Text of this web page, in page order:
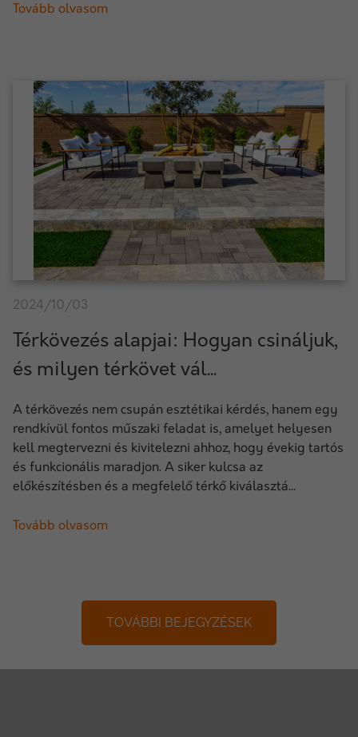
Tovább olvasom
2024/10/03
Térkövezés alapjai: Hogyan csináljuk,
és milyen térkövet vál...
A térkövezés nem csupán esztétikai kérdés, hanem egy
rendkívül fontos műszaki feladat is, amelyet helyesen
kell megtervezni és kivitelezni ahhoz, hogy évekig tartós
és funkcionális maradjon. A siker kulcsa az
előkészítésben és a megfelelő térkő kiválasztá...
Tovább olvasom
TOVÁBBI BEJEGYZÉSEK